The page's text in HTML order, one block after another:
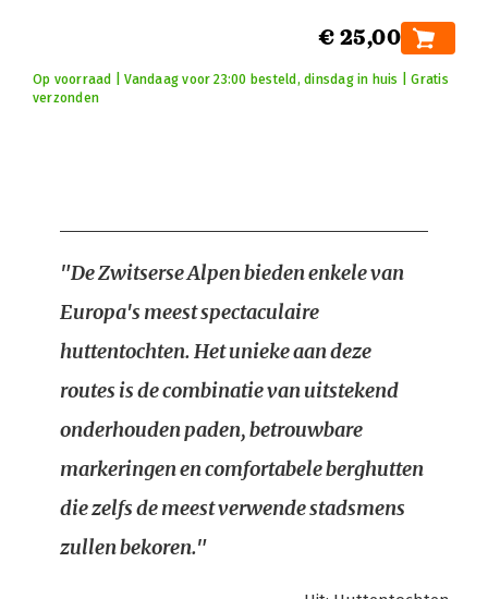
€ 25,00
Op voorraad | Vandaag voor 23:00 besteld, dinsdag in huis | Gratis
verzonden
"De Zwitserse Alpen bieden enkele van
Europa's meest spectaculaire
huttentochten. Het unieke aan deze
routes is de combinatie van uitstekend
onderhouden paden, betrouwbare
markeringen en comfortabele berghutten
die zelfs de meest verwende stadsmens
zullen bekoren."